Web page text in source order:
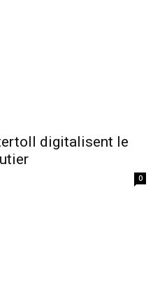
digitalisent le
0